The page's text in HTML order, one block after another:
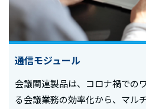
通信モジュール
会議関連製品は、コロナ禍での
る会議業務の効率化から、マル